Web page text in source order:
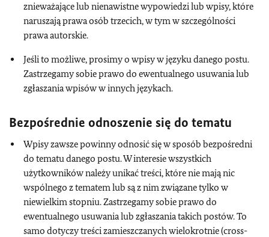
znieważające lub nienawistne wypowiedzi lub wpisy, które
naruszają prawa osób trzecich, w tym w szczególności
prawa autorskie.
Jeśli to możliwe, prosimy o wpisy w języku danego postu.
Zastrzegamy sobie prawo do ewentualnego usuwania lub
zgłaszania wpisów w innych językach.
Bezpośrednie odnoszenie się do tematu
Wpisy zawsze powinny odnosić się w sposób bezpośredni
do tematu danego postu. W interesie wszystkich
użytkowników należy unikać treści, które nie mają nic
wspólnego z tematem lub są z nim związane tylko w
niewielkim stopniu. Zastrzegamy sobie prawo do
ewentualnego usuwania lub zgłaszania takich postów. To
samo dotyczy treści zamieszczanych wielokrotnie (cross-